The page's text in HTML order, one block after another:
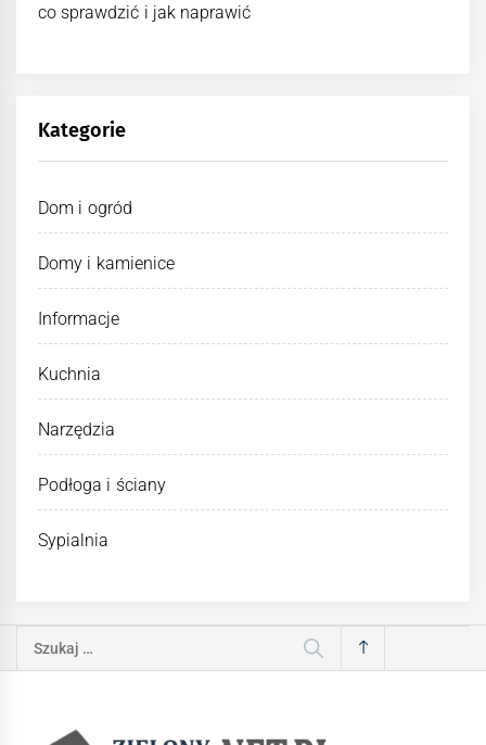
co sprawdzić i jak naprawić
Kategorie
Dom i ogród
Domy i kamienice
Informacje
Kuchnia
Narzędzia
Podłoga i ściany
Sypialnia
Szukaj: